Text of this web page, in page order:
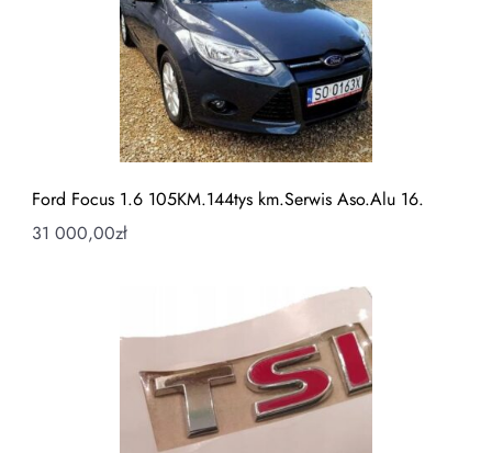
Ford Focus 1.6 105KM.144tys km.Serwis Aso.Alu 16.
31 000,00zł